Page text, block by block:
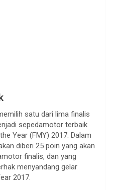
satu dari lima finalis
sepedamotor terbaik
Year (FMY) 2017. Dalam
diberi 25 poin yang akan
finalis, dan yang
menyandang gelar
2017.